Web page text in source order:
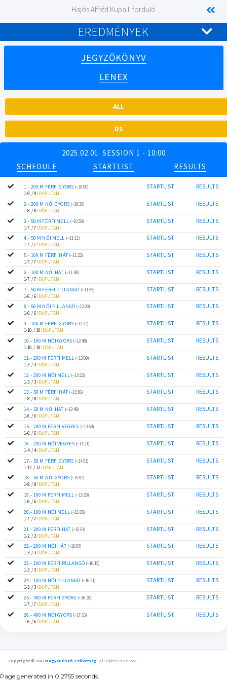
Hajós Alfréd Kupa I. forduló
EREDMÉNYEK
JEGYZŐKÖNYV
LENEX
ALL
D1
2025.02.01. SESSION 1 - 10:00
SCHEDULE
STARTLIST RESULTS
1.- 200 M FÉRFI GYORS (~10:00)
1-9. / 9 IDŐFUTAM
STARTLIST RESULTS
2.- 200 M NŐI GYORS (~10:30)
1-8. / 8 IDŐFUTAM
STARTLIST RESULTS
3.- 50 M FÉRFI MELL (~10:59)
1-7. / 7 IDŐFUTAM
STARTLIST RESULTS
4.- 50 M NŐI MELL (~11:11)
1-7. / 7 IDŐFUTAM
STARTLIST RESULTS
5.- 100 M FÉRFI HÁT (~11:22)
1-7. / 7 IDŐFUTAM
STARTLIST RESULTS
6.- 100 M NŐI HÁT (~11:38)
1-7. / 7 IDŐFUTAM
STARTLIST RESULTS
7.- 50 M FÉRFI PILLANGÓ (~11:55)
1-6. / 6 IDŐFUTAM
STARTLIST RESULTS
8.- 50 M NŐI PILLANGÓ (~12:03)
1-6. / 6
IDŐFUTAM
STARTLIST RESULTS
9.- 100 M FÉRFI GYORS (~12:27)
1-10. / 10 IDŐFUTAM
STARTLIST RESULTS
10.- 100 M NŐI GYORS (~12:48)
1-10. / 10 IDŐFUTAM
STARTLIST RESULTS
11.- 200 M FÉRFI MELL (~13:09)
1-3. / 3 IDŐFUTAM
STARTLIST RESULTS
12.- 200 M NŐI MELL (~13:22)
1-3. / 3 IDŐFUTAM
STARTLIST RESULTS
13.- 50 M FÉRFI HÁT (~13:36)
1-8. / 8
IDŐFUTAM
STARTLIST RESULTS
14.- 50 M NŐI HÁT (~13:49)
1-6. / 6 IDŐFUTAM
STARTLIST RESULTS
15.- 200 M FÉRFI VEGYES (~13:58)
1-6. / 6 IDŐFUTAM
STARTLIST RESULTS
16.- 200 M NŐI VEGYES (~14:21)
1-4. / 4IDŐFUTAM
STARTLIST RESULTS
17.- 50 M FÉRFI GYORS (~14:51)
1-12. / 12 IDŐFUTAM
STARTLIST RESULTS
18.- 50 M NŐI GYORS (~15:07)
1-9. / 9 IDŐFUTAM
STARTLIST RESULTS
19.- 100 M FÉRFI MELL (~15:20)
1-6. / 6 IDŐFUTAM
STARTLIST RESULTS
20.- 100 M NŐI MELL (~15:35)
1-7. / 7 IDŐFUTAM
STARTLIST RESULTS
21.- 200 M FÉRFI HÁT (~15:54)
1-2. / 2 IDŐFUTAM
STARTLIST RESULTS
22.- 200 M NŐI HÁT (~16:03)
1-3. / 3
IDŐFUTAM
STARTLIST RESULTS
23.- 100 M FÉRFI PILLANGÓ (~16:15)
1-3. / 3 IDŐFUTAM
STARTLIST RESULTS
24.- 100 M NŐI PILLANGÓ (~16:21)
1-3. / 3 IDŐFUTAM
STARTLIST RESULTS
25.- 400 M FÉRFI GYORS (~16:28)
1-7. / 7 IDŐFUTAM
STARTLIST RESULTS
26.- 400 M NŐI GYORS (~17:16)
1-6. / 6 IDŐFUTAM
STARTLIST RESULTS
Copyright © 2022Magyar Úszó Szövetség . All rights reserved.
Page generated in 0.2755 seconds.